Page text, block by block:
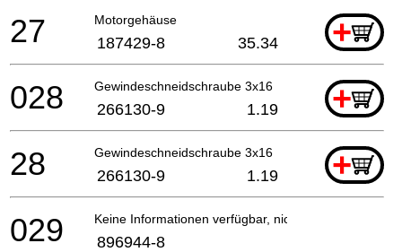
Motorgehäuse +
27 187429-8 35.34
Gewindeschneidschraube 3x16 +
028 266130-9 1.19
Gewindeschneidschraube 3x16 +
28 266130-9 1.19
Keine Informationen verfügbar, nicht bestellbar
029 896944-8